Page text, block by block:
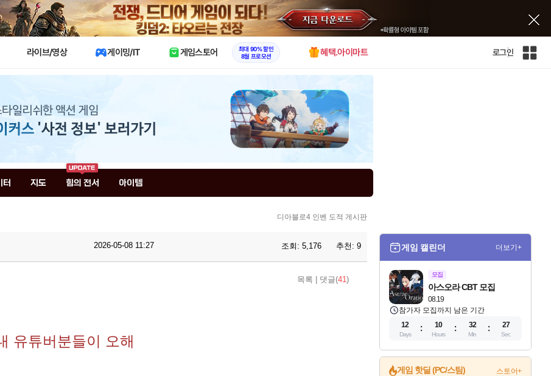
X
라이브/영상 게이밍/IT 게임스토어
최대 90% 할인
8월 프로모션
혜택.아이마트 로그인
인
지도 힘의 전서 아이템
디아블로4 인벤 도적 게시판
2026-05-08 11:27 조회: 5,176 추천: 9
목록 댓글(41)
유튜버분들이 오해
게임 캘린더 더보기+
모집
08.19
아스오라 CBT 모집
참가자 모집까지 남은 기간
12
Days
10
Hours
32
Min
26
Sec
게임 핫딜 (PC/스팀) 스토어+